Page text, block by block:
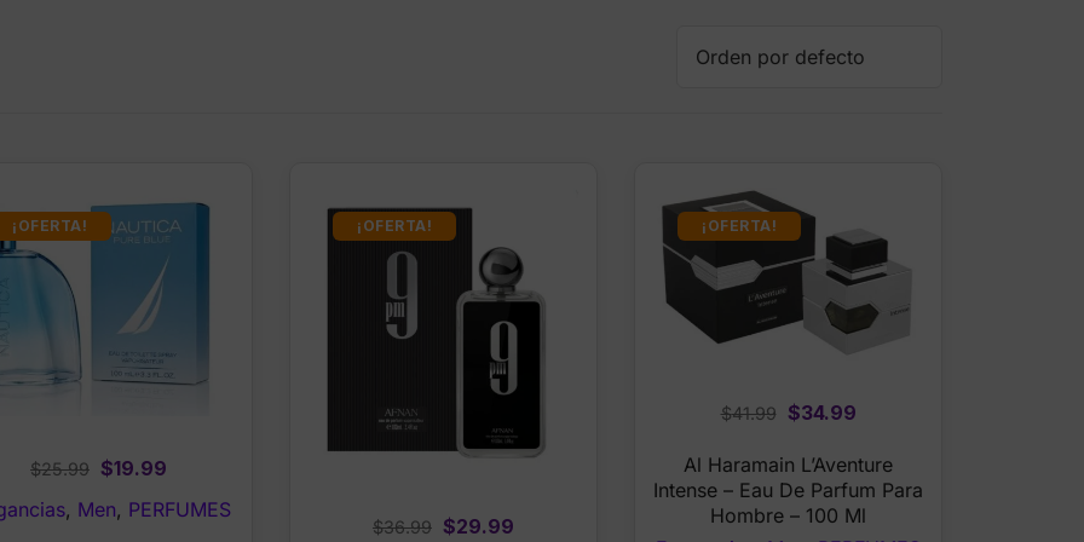
¡OFERTA!
$25.99 Original
price
was:
$19.99
price
, Men, PERFUMES
¡OFERTA!
$36.99 Original
$29.99
¡OFERTA!
$41.99
Original
was:
$41.99.
$34.99Current
is:
$34.99.
Al Haramain L’Aventure
Intense – Eau De Parfum Para
Hombre – 100 Ml